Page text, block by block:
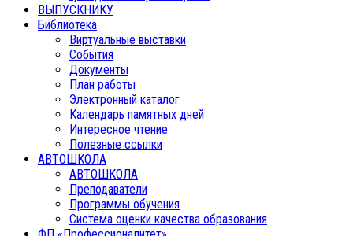
ВЫПУСКНИКУ
Библиотека
Виртуальные выставки
События
Документы
План работы
Электронный каталог
Календарь памятных дней
Интересное чтение
Полезные ссылки
АВТОШКОЛА
АВТОШКОЛА
Преподаватели
Программы обучения
Система оценки качества образования